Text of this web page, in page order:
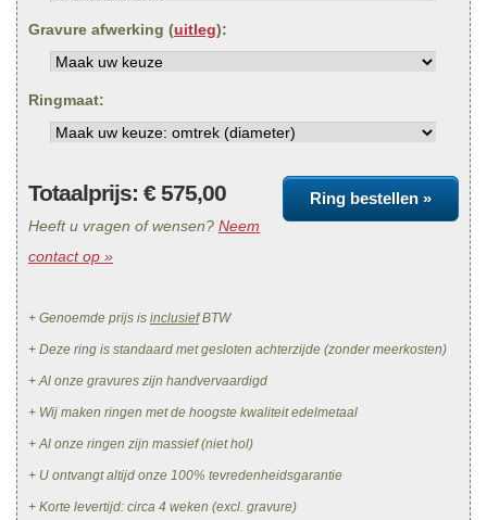
Gravure afwerking (uitleg):
Ringmaat:
Ring bestellen »
Totaalprijs: €575,00
Heeft u vragen of wensen? Neem
contact op »
+ Genoemde prijs is inclusiefBTW
+ Deze ring is standaard met gesloten achterzijde (zonder meerkosten)
+ Al onze gravures zijn handvervaardigd
+ Wij maken ringen met de hoogste kwaliteit edelmetaal
+ Al onze ringen zijn massief (niet hol)
+ U ontvangt altijd onze 100% tevredenheidsgarantie
+ Korte levertijd: circa 4 weken (excl. gravure)